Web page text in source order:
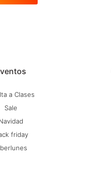
a Clases
Sale
friday